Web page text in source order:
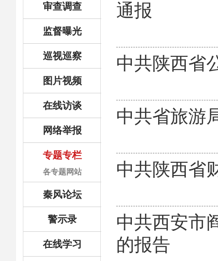
审查调查
监督曝光
巡视巡察
图片视频
在线访谈
网络举报
专题专栏
各专题网站
秦风论坛
警示录
在线学习
通报
中共陕西省
中共省旅游
中共陕西省
中共西安市
的报告